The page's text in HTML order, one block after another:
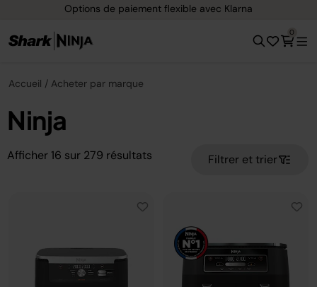
Options de paiement flexible avec Klarna
0
Accueil Acheter par marque
Ninja
Afficher 16 sur 279 résultats Filtrer et trier